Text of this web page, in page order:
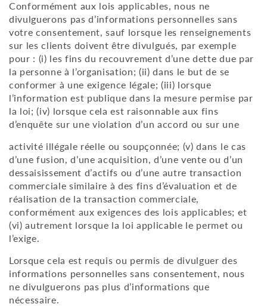
Conformément aux lois applicables, nous ne
divulguerons pas d’informations personnelles sans
votre consentement, sauf lorsque les renseignements
sur les clients doivent être divulgués, par exemple
pour : (i) les fins du recouvrement d’une dette due par
la personne à l’organisation; (ii) dans le but de se
conformer à une exigence légale; (iii) lorsque
l’information est publique dans la mesure permise par
la loi; (iv) lorsque cela est raisonnable aux fins
d’enquête sur une violation d’un accord ou sur une
activité illégale réelle ou soupçonnée; (v) dans le cas
d’une fusion, d’une acquisition, d’une vente ou d’un
dessaisissement d’actifs ou d’une autre transaction
commerciale similaire à des fins d’évaluation et de
réalisation de la transaction commerciale,
conformément aux exigences des lois applicables; et
(vi) autrement lorsque la loi applicable le permet ou
l’exige.
Lorsque cela est requis ou permis de divulguer des
informations personnelles sans consentement, nous
ne divulguerons pas plus d’informations que
nécessaire.